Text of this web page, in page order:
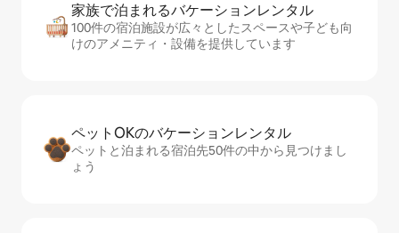
家族で泊まれるバ⁠ケ⁠ー⁠シ⁠ョ⁠ンレ⁠ン⁠タ⁠ル
100件の宿泊施設が広々としたスペースや子ども向
けのアメニティ・設備を提供しています
ペットOKのバ⁠ケ⁠ー⁠シ⁠ョ⁠ンレ⁠ン⁠タ⁠ル
ペットと泊まれる宿泊先50件の中から見つけまし
ょう